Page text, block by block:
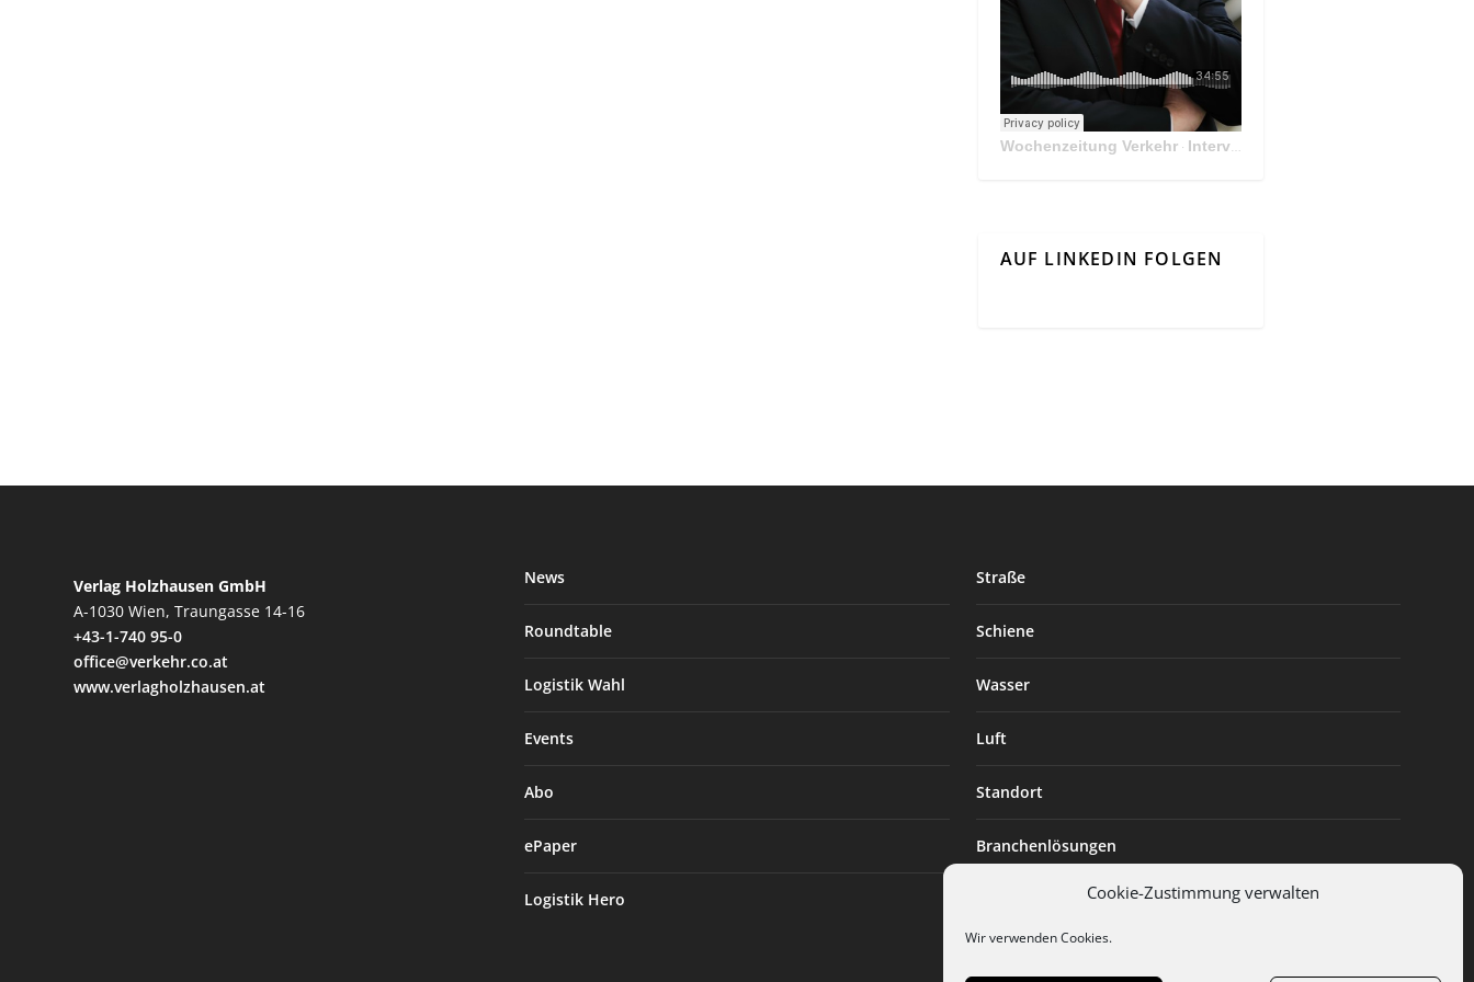
Cookie-Zustimmung verwalten
Wir verwenden Cookies.
Wochenzeitung Verkehr· Interview Mit Andreas Matthä, CEO der ÖBB Holding
AUF LINKEDIN FOLGEN
Verlag Holzhausen GmbH
A-1030 Wien, Traungasse 14-16
+43-1-740 95-0
office@verkehr.co.at
www.verlagholzhausen.at
News
Roundtable
Logistik Wahl
Events
Abo
ePaper
Logistik Hero
Straße
Schiene
Wasser
Luft
Standort
Branchenlösungen